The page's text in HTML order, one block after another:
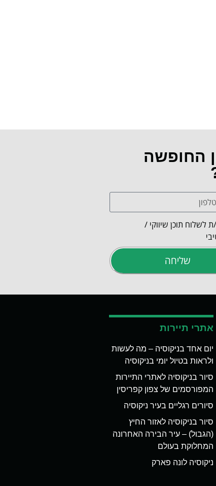
החופשה
לשלוח תוכן שיווקי /
שליחה
אתרי תיירות
יום אחד בניקוסיה – מה לעשות
ולראות בטיול יומי בניקוסיה
סיור בניקוסיה לאתרי התיירות
המפורסמים של צפון קפריסין
סיורים רגליים בעיר ניקוסיה
סיור בניקוסיה לאזור החיץ
(הגבול) – עיר הבירה האחרונה
המחלוקת בעולם
ניקוסיה לונה פארק